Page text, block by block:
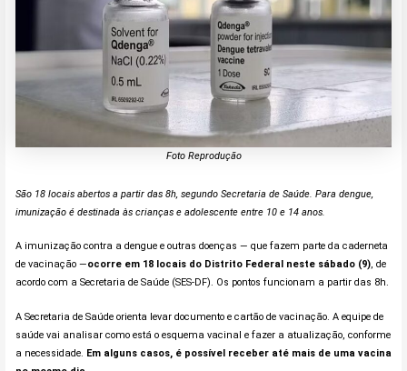
Foto Reprodução
São 18 locais abertos a partir das 8h, segundo Secretaria de Saúde. Para dengue,
imunização é destinada às crianças e adolescente entre 10 e 14 anos.
A imunização contra a dengue e outras doenças — que fazem parte da caderneta
de vacinação —ocorre em 18 locais do Distrito Federal neste sábado (9), de
acordo com a Secretaria de Saúde (SES-DF). Os pontos funcionam a partir das 8h.
A Secretaria de Saúde orienta levar documento e cartão de vacinação. A equipe de
saúde vai analisar como está o esquema vacinal e fazer a atualização, conforme
a necessidade. Em alguns casos, é possível receber até mais de uma vacina